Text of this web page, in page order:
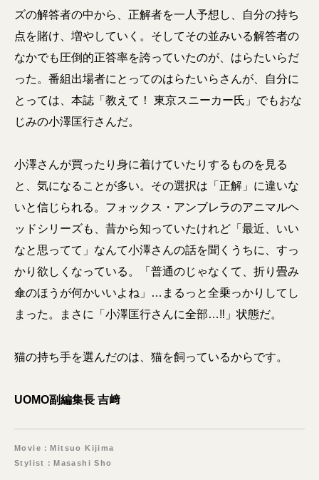
ズの解答者の中から、正解者を一人予想し、自分の持ち
点を賭け、増やしていく。そしてその並みいる解答者の
なかでも圧倒的正答率を誇っていたのが、はらたいらだ
った。番組出場者にとってのはらたいらさんが、自分に
とっては、本誌「教えて！ 東京スニーカー氏」でもおな
じみの小澤匡行さんだ。
小澤さんが買ったり身に着けていたりするものを見る
と、気になることが多い。その選択は「正解」に違いな
いと信じられる。フォックス・アンブレラのアニマルヘ
ッドシリーズも、昔から知っていたけれど「最近、いい
なと思ってて」なんて小澤さんの話を聞くうちに、すっ
かり欲しくなっている。「普通のじゃなくて、折り畳み
傘のほうが何かいいよね」…まるっと全乗っかりしてし
まった。まさに「小澤匡行さんに全部…‼」状態だ。
猫の持ち手を選んだのは、猫を飼っているからです。
UOMO副編集長 吉﨑
Movie：Mitsuo Kijima
Stylist：Masashi Sho